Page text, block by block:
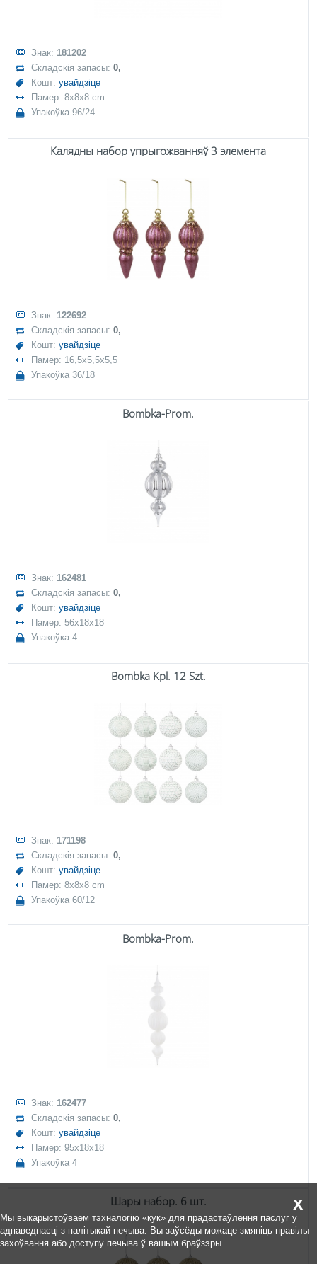
Знак: 181202
Складскія запасы:0,
Кошт:увайдзіце
Памер: 8x8x8 cm
Упакоўка 96/24
Калядны набор упрыгожванняў 3 элемента
Знак: 122692
Складскія запасы:0,
Кошт:увайдзіце
Памер: 16,5x5,5x5,5
Упакоўка 36/18
Bombka-Prom.
Знак: 162481
Складскія запасы:0,
Кошт:увайдзіце
Памер: 56x18x18
Упакоўка 4
Bombka Kpl. 12 Szt.
Знак: 171198
Складскія запасы:0,
Кошт:увайдзіце
Памер: 8x8x8 cm
Упакоўка 60/12
Bombka-Prom.
Знак: 162477
Складскія запасы:0,
Кошт:увайдзіце
Памер: 95x18x18
Упакоўка 4
Шары набор. 6 шт. x
Мы выкарыстоўваем тэхналогію «кук» для прадастаўлення паслуг у
адпаведнасці з палітыкай печыва. Вы заўсёды можаце змяніць правілы
захоўвання або доступу печыва ў вашым браўзэры.